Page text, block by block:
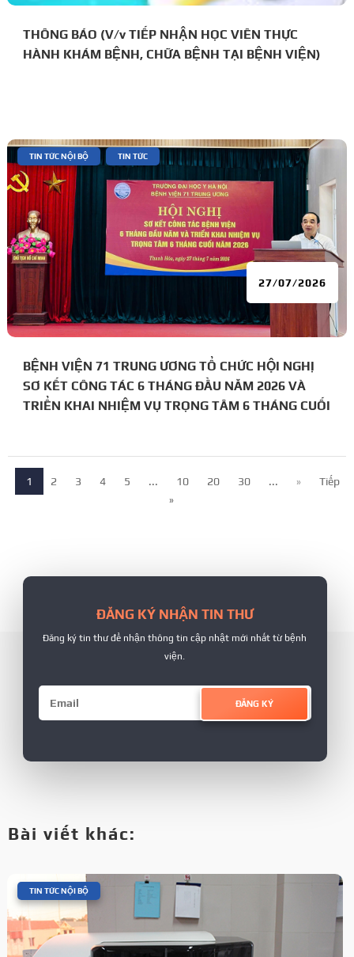
THÔNG BÁO (V/v TIẾP NHẬN HỌC VIÊN THỰC
HÀNH KHÁM BỆNH, CHỮA BỆNH TẠI BỆNH VIỆN)
BỆNH VIỆN 71 TRUNG ƯƠNG TỔ CHỨC HỘI NGHỊ
SƠ KẾT CÔNG TÁC 6 THÁNG ĐẦU NĂM 2026 VÀ
TRIỂN KHAI NHIỆM VỤ TRỌNG TÂM 6 THÁNG CUỐI
27/07/2026
TIN TỨC NỘI BỘ TIN TỨC
1 2 3 4 5 ... 10 20 30 ... »
Tiếp
»
ĐĂNG KÝ NHẬN TIN THƯ
Đăng ký tin thư để nhận thông tin cập nhật mới nhất từ bệnh
viện.
ĐĂNG KÝ
Bài viết khác:
TIN TỨC NỘI BỘ